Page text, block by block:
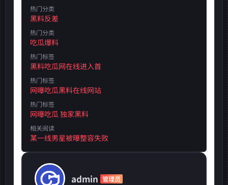
热门分类
黑料反差
热门分类
吃瓜爆料
热门标签
黑料吃瓜网在线进入首
热门标签
网曝吃瓜黑料在线网站
热门标签
网曝吃瓜 独家黑料
相关阅读
某一线男星被曝整容失败
admin 管理员